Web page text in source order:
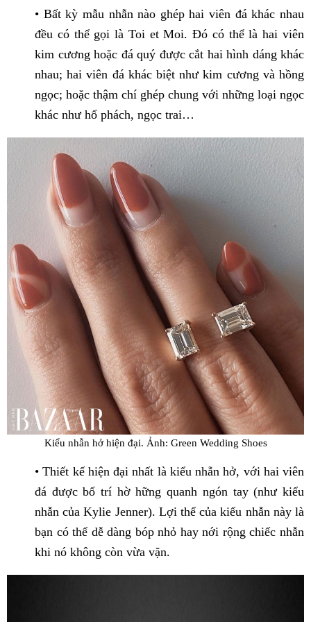
• Bất kỳ mẫu nhẫn nào ghép hai viên đá khác nhau
đều có thể gọi là Toi et Moi. Đó có thể là hai viên
kim cương hoặc đá quý được cắt hai hình dáng khác
nhau; hai viên đá khác biệt như kim cương và hồng
ngọc; hoặc thậm chí ghép chung với những loại ngọc
khác như hổ phách, ngọc trai…
Kiểu nhẫn hở hiện đại. Ảnh: Green Wedding Shoes
• Thiết kế hiện đại nhất là kiểu nhẫn hở, với hai viên
đá được bố trí hờ hững quanh ngón tay (như kiểu
nhẫn của Kylie Jenner). Lợi thế của kiểu nhẫn này là
bạn có thể dễ dàng bóp nhỏ hay nới rộng chiếc nhẫn
khi nó không còn vừa vặn.